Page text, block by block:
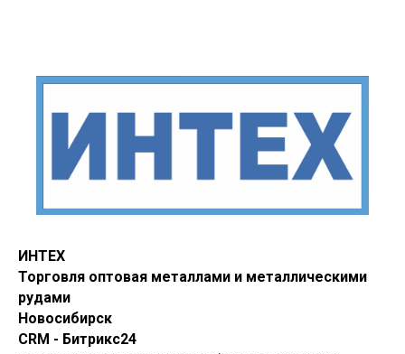
ИНТЕХ
Торговля оптовая металлами и металлическими
рудами
Новосибирск
CRM - Битрикс24